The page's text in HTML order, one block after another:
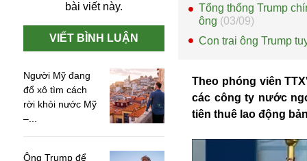
bài viết này.
VIẾT BÌNH LUẬN
Người Mỹ đang
đổ xô tìm cách
rời khỏi nước Mỹ
–...
Ông Trump để
Tổng thống Trump
ông (03/09)
Con trai ông Trump
Theo phóng viên
các công ty nước
tiên thuê lao động